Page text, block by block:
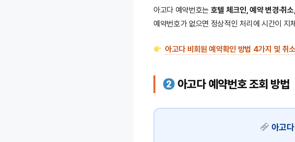
아고다 예약번호는 호텔 체크인, 예약 변경·취
예약번호가 없으면 정상적인 처리에 시간이 지
아고다 비회원 예약확인 방법 4가지 및 취
아고다 예약번호 조회 방법
아고